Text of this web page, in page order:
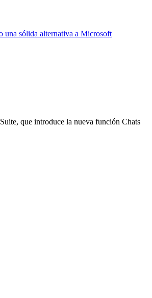
sólida alternativa a Microsoft
que introduce la nueva función Chats